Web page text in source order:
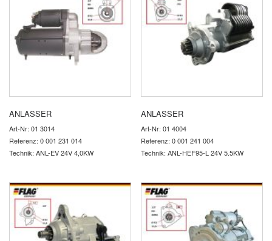
ANLASSER
Art-Nr: 01 3014
Referenz: 0 001 231 014
Technik: ANL-EV 24V 4,0KW
ANLASSER
Art-Nr: 01 4004
Referenz: 0 001 241 004
Technik: ANL-HEF95-L 24V 5.5KW